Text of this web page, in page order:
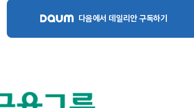
다음에서 데일리안 구독하기